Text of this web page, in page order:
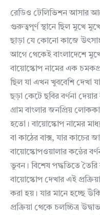
রেডিও টেলিভিশন আসার
গুরুত্বপূর্ণ স্থানে ছিল মুখে
ছাড়া যে কোনো কাজে
আগে থেকেই বাংলাদেশে
বায়োস্কোপ নামের এক
ছিল যা এখন খুববেশি দেখা
ছড়া কেটে ছবির বর্ণনা
গ্রাম বাংলার জনপ্রিয়
হতো। বায়োস্কোপ নামের
বা কাঠের বাক্স, যার কাচের
বায়োস্কোপওয়ালার কন্ঠের
ভুবন। বিশেষ পদ্ধতিতে তৈরি
বায়োস্কোপ দেখার এই
করা হয়। যার মানে হচ্ছে
প্রক্রিয়া থেকে চলচ্চিত্র